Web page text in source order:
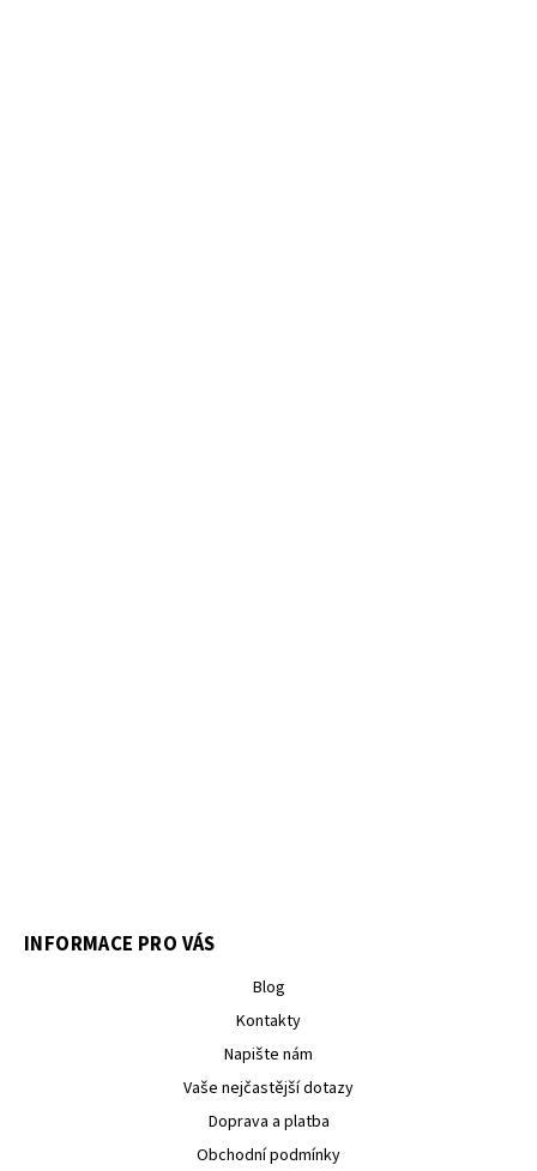
INFORMACE PRO VÁS
Blog
Kontakty
Napište nám
Vaše nejčastější dotazy
Doprava a platba
Obchodní podmínky